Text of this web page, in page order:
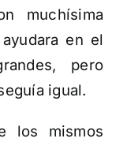
muchísima
en el
pero
igual.
los mismos